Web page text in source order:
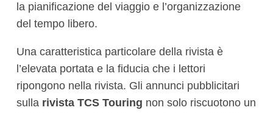
la pianificazione del viaggio e l’organizzazione
del tempo libero.
Una caratteristica particolare della rivista è
l’elevata portata e la fiducia che i lettori
ripongono nella rivista. Gli annunci pubblicitari
sulla rivista TCS Touring non solo riscuotono un